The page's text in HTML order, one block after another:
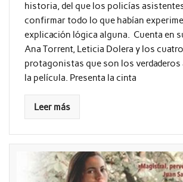
historia, del que los policías
confirmar todo lo que habían
explicación lógica alguna. Cuenta en
Ana Torrent, Leticia Dolera y los
protagonistas que son los verdaderos
la película. Presenta la cinta
Leer más